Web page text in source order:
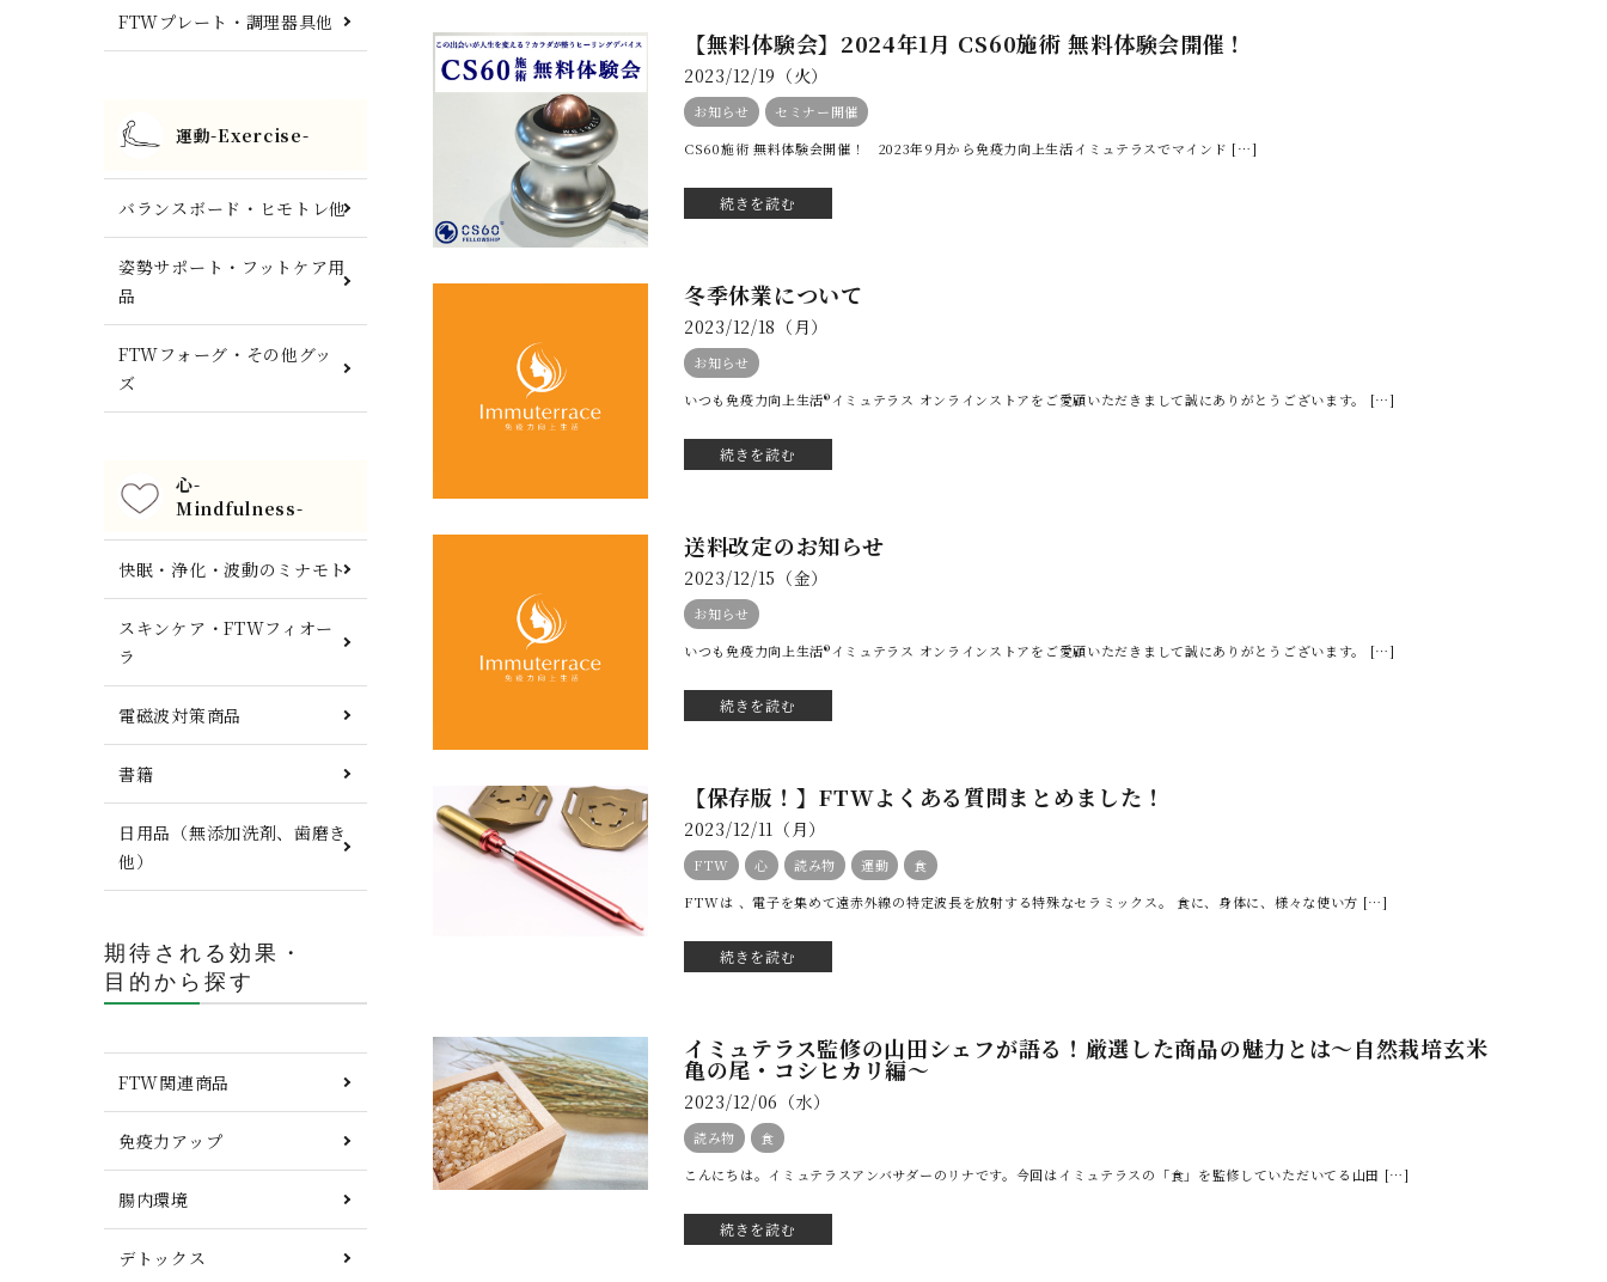
【無料体験会】2024年1月 CS60施術 無料体験会開催！
2023/12/19（火）
お知らせ
セミナー開催
CS60施術 無料体験会開催！ 2023年9月から免疫力向上生活イミュテラスでマインド […]
続きを読む
冬季休業について
2023/12/18（月）
お知らせ
いつも免疫力向上生活®イミュテラス オンラインストアをご愛顧いただきまして誠にありがとうございます。 […]
続きを読む
送料改定のお知らせ
2023/12/15（金）
お知らせ
いつも免疫力向上生活®イミュテラス オンラインストアをご愛顧いただきまして誠にありがとうございます。 […]
続きを読む
【保存版！】FTWよくある質問まとめました！
2023/12/11（月）
FTW 心 読み物 運動
食
FTWは 、電子を集めて遠赤外線の特定波長を放射する特殊なセラミックス。 食に、身体に、様々な使い方 […]
続きを読む
イミュテラス監修の山田シェフが語る！厳選した商品の魅力とは～自然栽培玄米
亀の尾・コシヒカリ編〜
2023/12/06（水）
読み物
食
こんにちは。イミュテラスアンバサダーのリナです。今回はイミュテラスの「食」を監修していただいてる山田 […]
続きを読む
FTWプレート・調理器具他
運動-Exercise-
バランスボード・ヒモトレ他
姿勢サポート・フットケア用
品
FTWフォーグ・その他グッ
ズ
心-
Mindfulness-
快眠・浄化・波動のミナモト
スキンケア・FTWフィオー
ラ
電磁波対策商品
書籍
日用品（無添加洗剤、歯磨き
他）
期待される効果・
目的から探す
FTW関連商品
免疫力アップ
腸内環境
デトックス